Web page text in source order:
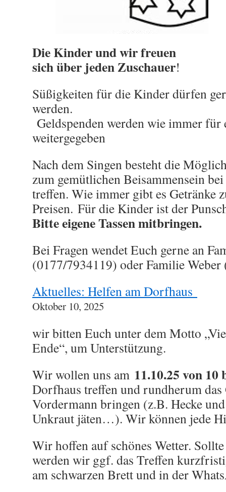
Die Kinder und wir freuen
sich über jeden Zuschauer!
Süßigkeiten für die Kinder dürfen
werden.
Geldspenden werden wie immer für
weitergegeben
Nach dem Singen besteht die
zum gemütlichen Beisammensein
treffen. Wie immer gibt es Getränke
Preisen. Für die Kinder ist der
Bitte eigene Tassen mitbringen.
Bei Fragen wendet Euch gerne an
(0177/7934119) oder Familie
Aktuelles: Helfen am Dorfhaus
Oktober 10, 2025
wir bitten Euch unter dem Motto
Ende“, um Unterstützung.
Wir wollen uns am 11.10.25 von 10
Dorfhaus treffen und rundherum
Vordermann bringen (z.B. Hecke
Unkraut jäten…). Wir können jede
Wir hoffen auf schönes Wetter.
werden wir ggf. das Treffen
am schwarzen Brett und in der